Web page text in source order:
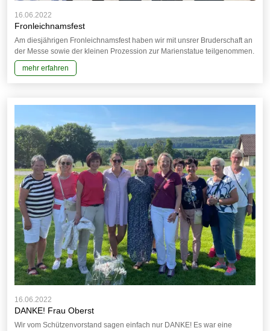
16.06.2022
Fronleichnamsfest
Am diesjährigen Fronleichnamsfest haben wir mit unsrer Bruderschaft an
der Messe sowie der kleinen Prozession zur Marienstatue teilgenommen.
mehr erfahren
16.06.2022
DANKE! Frau Oberst
Wir vom Schützenvorstand sagen einfach nur DANKE! Es war eine